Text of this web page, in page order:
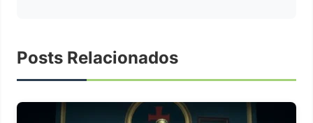
Posts Relacionados